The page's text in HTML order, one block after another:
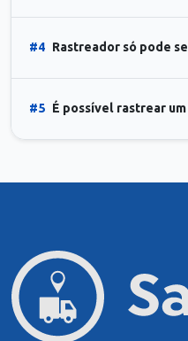
#4 Rastreador só pode
#5 É possível rastrear